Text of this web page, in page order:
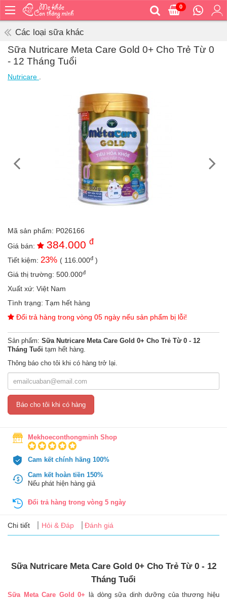
0
Bé
ăn
vệ
ngoài
an
toàn
Bé
tắm
Bé
mà
học
Dành
cho
mẹ
Dành
cho
bố
dùng
nhà
Tin
Các loại sữa khác
Sữa Nutricare Meta Care Gold 0+ Cho Trẻ Từ 0
- 12 Tháng Tuổi
Nutricare
Mã sản phẩm: P026166
Giá bán:
384.000 đ
Tiết kiệm: 23% ( 116.000đ )
Giá thị trường: 500.000đ
Xuất xứ: Việt Nam
Tình trạng: Tạm hết hàng
Đổi trả hàng trong vòng 05 ngày nếu sản phẩm bị lỗi!
Sản phẩm: Sữa Nutricare Meta Care Gold 0+ Cho Trẻ Từ 0 - 12
Tháng Tuổi tạm hết hàng.
Thông báo cho tôi khi có hàng trở lại.
Báo cho tôi khi có hàng
Mekhoeconthongminh Shop
Cam kết chính hãng 100%
Cam kết hoàn tiền 150%
Nếu phát hiện hàng giả
Đổi trả hàng trong vòng 5 ngày
Chi tiết Hỏi & Đáp Đánh giá
Sữa Nutricare Meta Care Gold 0+ Cho Trẻ Từ 0 - 12
Tháng Tuổi
Sữa Meta Care Gold 0+ là dòng sữa dinh dưỡng của thương hiệu